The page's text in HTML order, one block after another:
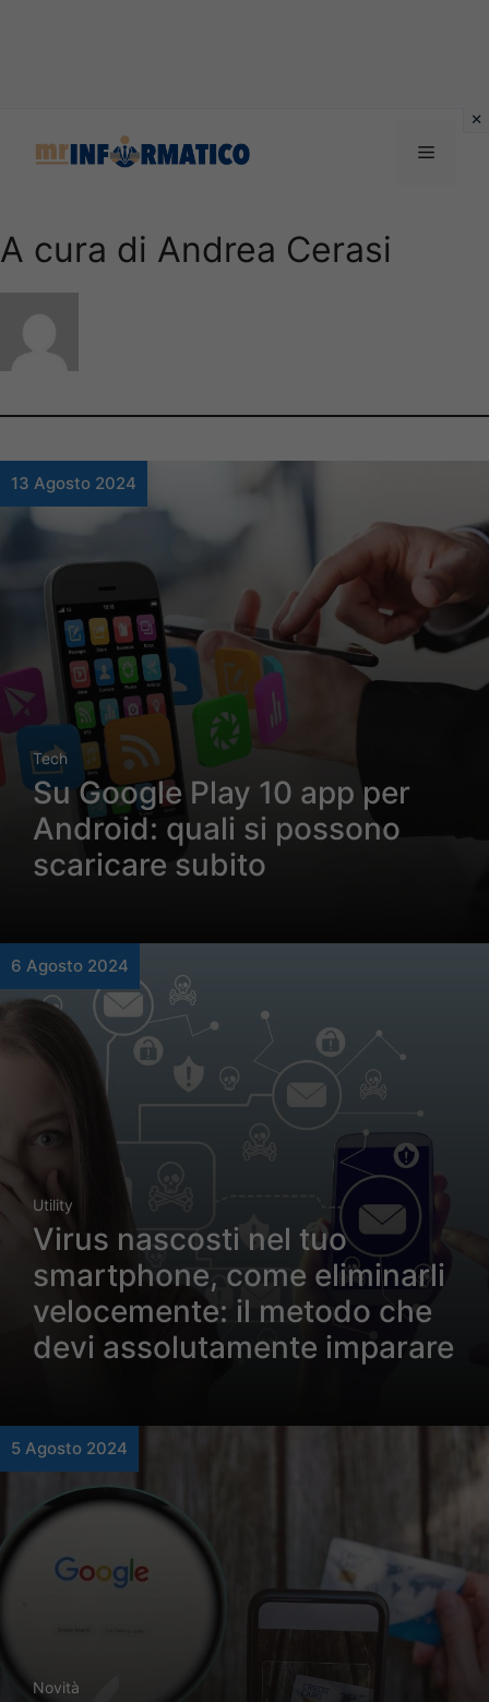
Menu
A cura di Andrea Cerasi
13 Agosto 2024
Tech
Su Google Play 10 app per
Android: quali si possono
scaricare subito
6 Agosto 2024
Utility
Virus nascosti nel tuo
smartphone, come eliminarli
velocemente: il metodo che
devi assolutamente imparare
5 Agosto 2024
Novità